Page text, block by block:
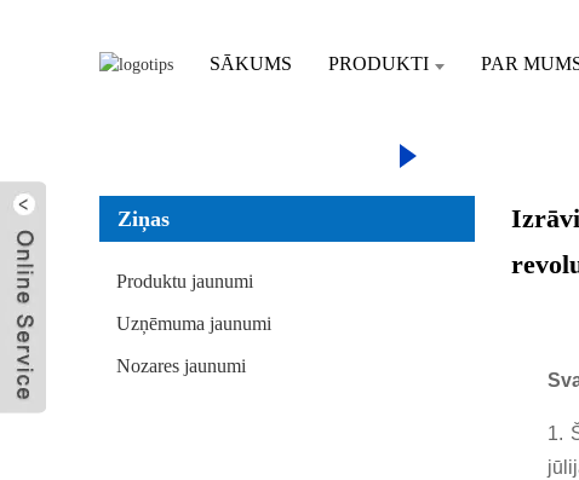
SĀKUMS PRODUKTI PAR
TĪRĪBAS PAKĀPES
Ziņas
Produktu jaunumi
Uzņēmuma jaunumi
Nozares jaunumi
1.
Sūtīt e-pastu